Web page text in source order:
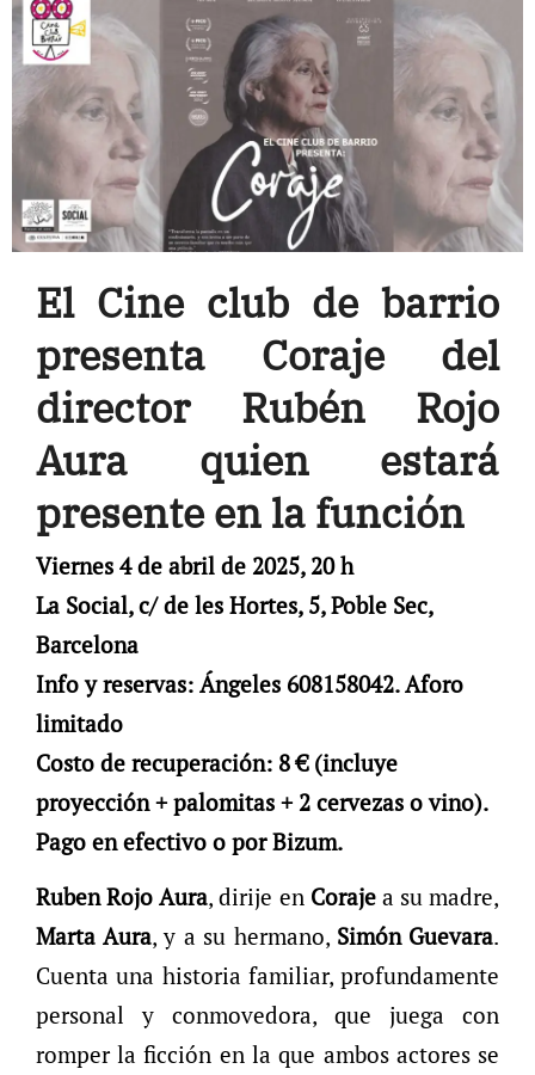
El Cine club de barrio
presenta Coraje del
director Rubén Rojo
Aura quien estará
presente en la función
Viernes 4 de abril de 2025, 20 h
La Social, c/ de les Hortes, 5, Poble Sec,
Barcelona
Info y reservas: Ángeles 608158042. Aforo
limitado
Costo de recuperación: 8 € (incluye
proyección + palomitas + 2 cervezas o vino).
Pago en efectivo o por Bizum.
Ruben Rojo Aura, dirije en Corajea su madre,
Marta Aura, y a su hermano, Simón Guevara.
Cuenta una historia familiar, profundamente
personal y conmovedora, que juega con
romper la ficción en la que ambos actores se